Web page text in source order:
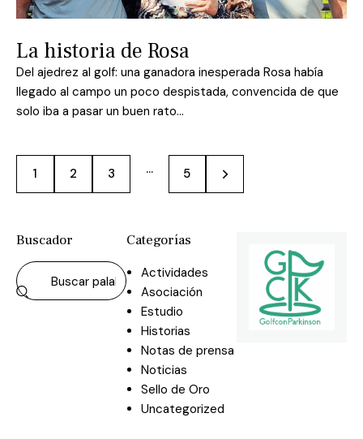
La historia de Rosa
Del ajedrez al golf: una ganadora inesperada Rosa había
llegado al campo un poco despistada, convencida de que
solo iba a pasar un buen rato…
1 2 3 … 5
>
Buscador Categorías
Actividades
Asociación
Estudio
Historias
Notas de prensa
Noticias
Sello de Oro
Uncategorized